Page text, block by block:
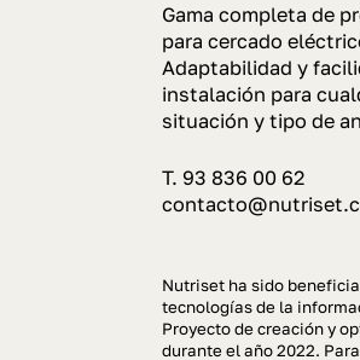
Gama completa de
para cercado
Adaptabilidad y
instalación para
situación y tipo de
T. 93 836 00 62
Nutriset ha sido
tecnologías de la
Proyecto de creación y
durante el año 2022.